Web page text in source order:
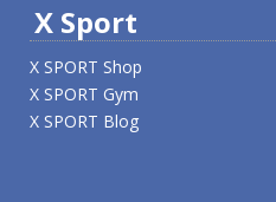
X Sport
X SPORT Shop
X SPORT Gym
X SPORT Blog